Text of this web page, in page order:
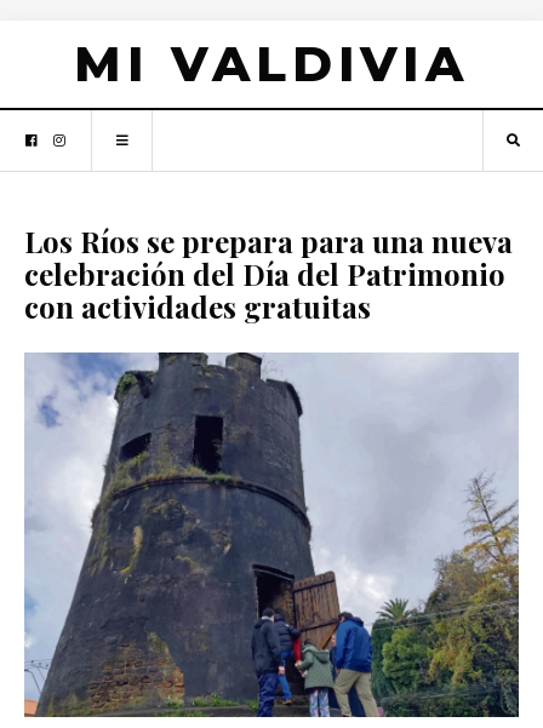
MI VALDIVIA
Los Ríos se prepara para una nueva
celebración del Día del Patrimonio
con actividades gratuitas